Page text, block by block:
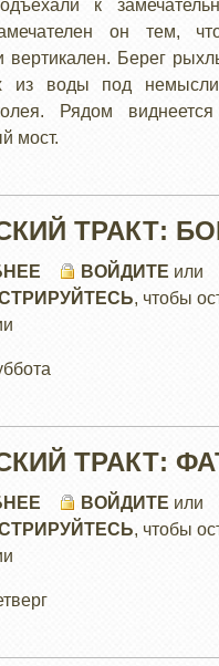
к
он тем,
вертикален. Берег
из воды под
Рядом
мост.
ТРАКТ:
ПЕЧЕРСКИЙ
ВОЙДИТЕ или
, чтобы
ТРАКТ:
ПЕЧЕРСКИЙ
ВОЙДИТЕ или
, чтобы